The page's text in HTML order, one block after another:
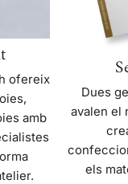
ofereix
amb
Dues
avalen el
els